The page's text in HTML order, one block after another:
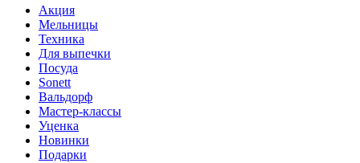
Акция
Мельницы
Техника
Для выпечки
Посуда
Sonett
Вальдорф
Мастер-классы
Уценка
Новинки
Подарки